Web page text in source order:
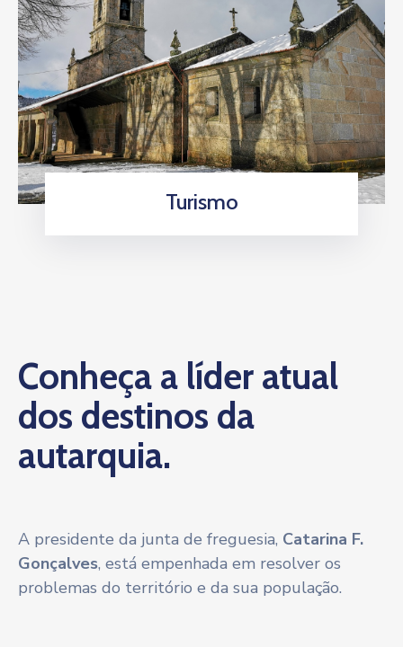
Turismo
Conheça a líder atual
dos destinos da
autarquia.
A presidente da junta de freguesia, Catarina F.
Gonçalves, está empenhada em resolver os
problemas do território e da sua população.